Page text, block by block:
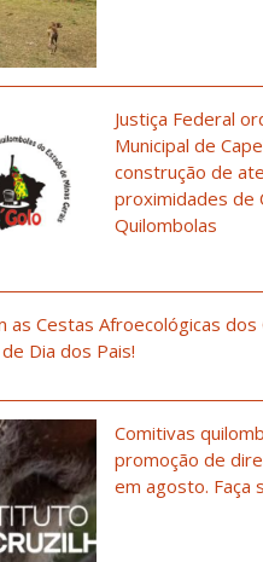
Justiça Federal
Municipal de
construção de
proximidades de
Quilombolas
as Cestas Afroecológicas
Dia dos Pais!
Comitivas
promoção de
em agosto. Faça